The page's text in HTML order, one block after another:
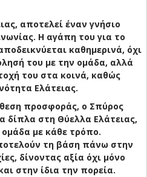
αποτελεί έναν γνήσιο
Η αγάπη του για το
καθημερινά, όχι
του με την ομάδα, αλλά
του στα κοινά, καθώς
Ελάτειας.
προσφοράς, ο Σπύρος
δίπλα στη Θύελλα Ελάτειας,
ομάδα με κάθε τρόπο.
τη βάση πάνω στην
δίνοντας αξία όχι μόνο
στην ίδια την πορεία.